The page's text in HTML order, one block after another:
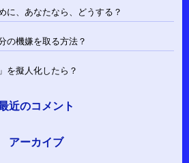
に、あなたなら、どうする？
の機嫌を取る方法？
を擬人化したら？
近のコメント
アーカイブ